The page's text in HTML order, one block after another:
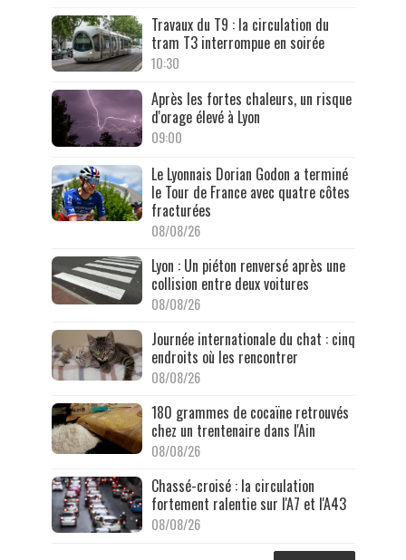
Travaux du T9 : la circulation du
tram T3 interrompue en soirée
10:30
Après les fortes chaleurs, un risque
d'orage élevé à Lyon
09:00
Le Lyonnais Dorian Godon a terminé
le Tour de France avec quatre côtes
fracturées
08/08/26
Lyon : Un piéton renversé après une
collision entre deux voitures
08/08/26
Journée internationale du chat : cinq
endroits où les rencontrer
08/08/26
180 grammes de cocaïne retrouvés
chez un trentenaire dans l'Ain
08/08/26
Chassé-croisé : la circulation
fortement ralentie sur l'A7 et l'A43
08/08/26